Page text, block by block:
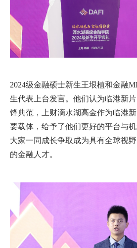
2024级金融硕士新生王垠植和金融
生代表上台发言。他们认为临港新
锋典范，上财滴水湖高金作为临港
要载体，给予了他们更好的平台与
大家一同成长争取成为具有全球视
的金融人才。